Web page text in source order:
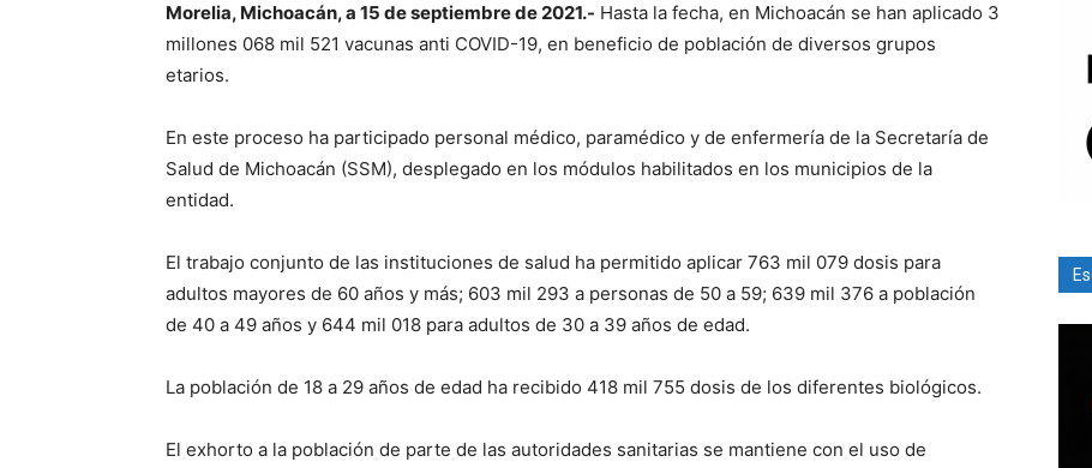
Morelia, Michoacán, a 15 de septiembre de 2021.- Hasta la fecha, en Michoacán se han aplicado 3
millones 068 mil 521 vacunas anti COVID-19, en beneficio de población de diversos grupos
etarios.
En este proceso ha participado personal médico, paramédico y de enfermería de la Secretaría de
Salud de Michoacán (SSM), desplegado en los módulos habilitados en los municipios de la
entidad.
El trabajo conjunto de las instituciones de salud ha permitido aplicar 763 mil 079 dosis para
adultos mayores de 60 años y más; 603 mil 293 a personas de 50 a 59; 639 mil 376 a población
de 40 a 49 años y 644 mil 018 para adultos de 30 a 39 años de edad.
La población de 18 a 29 años de edad ha recibido 418 mil 755 dosis de los diferentes biológicos.
El exhorto a la población de parte de las autoridades sanitarias se mantiene con el uso de